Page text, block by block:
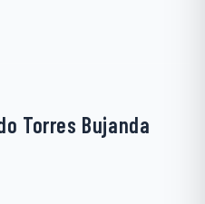
Torres Bujanda